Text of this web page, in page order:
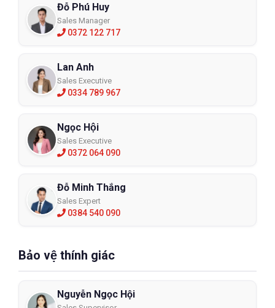
Đỗ Phú Huy
Sales Manager
0372 122 717
Lan Anh
Sales Executive
0334 789 967
Ngọc Hội
Sales Executive
0372 064 090
Đỗ Minh Thắng
Sales Expert
0384 540 090
Bảo vệ thính giác
Nguyễn Ngọc Hội